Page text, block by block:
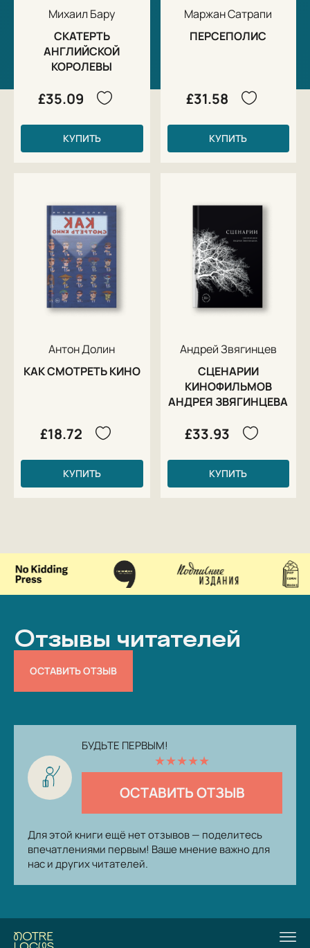
Михаил Бару
СКАТЕРТЬ
АНГЛИЙСКОЙ
КОРОЛЕВЫ
£35.09
КУПИТЬ
Маржан Сатрапи
ПЕРСЕПОЛИС
£31.58
КУПИТЬ
Антон Долин
КАК СМОТРЕТЬ КИНО
£18.72
КУПИТЬ
Андрей Звягинцев
СЦЕНАРИИ
КИНОФИЛЬМОВ
АНДРЕЯ ЗВЯГИНЦЕВА
£33.93
КУПИТЬ
Отзывы читателей
ОСТАВИТЬ ОТЗЫВ
БУДЬТЕ ПЕРВЫМ!
★★★★★
ОСТАВИТЬ ОТЗЫВ
Для этой книги ещё нет отзывов — поделитесь
впечатлениями первым! Ваше мнение важно для
нас и других читателей.